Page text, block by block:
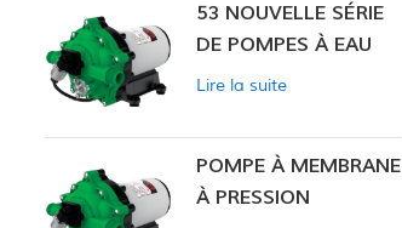
53 NOUVELLE SÉRIE
DE POMPES À EAU
Lire la suite
POMPE À MEMBRANE
À PRESSION